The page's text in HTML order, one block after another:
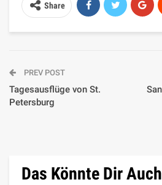
Share
PREV POST
Tagesausflüge von St.
Petersburg
Das Könnte Dir